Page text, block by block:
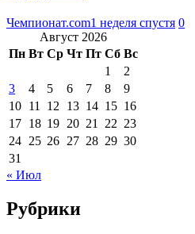
Чемпионат.com1 неделя спустя 0
Август 2026
Пн Вт Ср Чт Пт Сб Вс
1
2
3
4 5 6 7 8
9
10 11 12 13 14 15 16
17 18 19 20 21 22 23
24 25 26 27 28 29 30
31
« Июл
Рубрики